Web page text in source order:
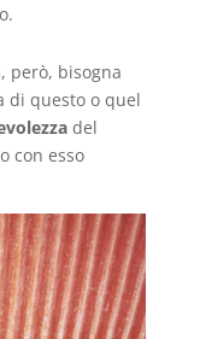
però, bisogna
di questo o quel
del
con esso